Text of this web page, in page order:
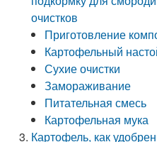
очистков
Приготовление
Картофельный
Сухие очистки
Замораживание
Питательная смесь
Картофельная мука
Картофель, как